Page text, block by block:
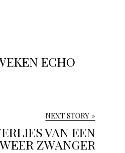
ECHO
NEXT STORY »
VAN EEN
ZWANGER